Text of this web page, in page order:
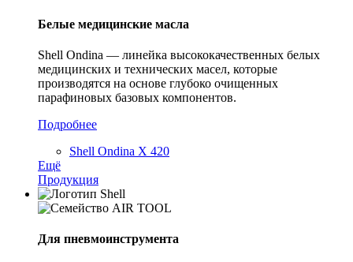
Белые медицинские масла
Shell Ondina — линейка высококачественных белых
медицинских и технических масел, которые
производятся на основе глубоко очищенных
парафиновых базовых компонентов.
Подробнее
Shell Ondina X 420
Ещё
Продукция
Для пневмоинструмента